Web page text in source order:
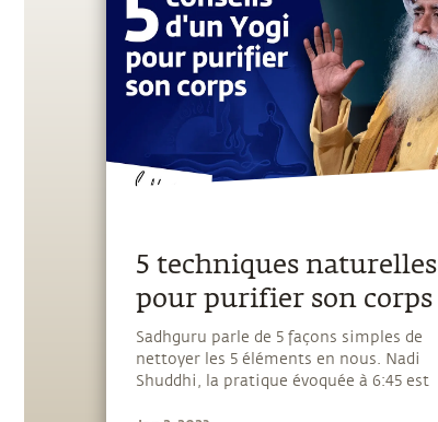
5 techniques naturelles
pour purifier son corps
Sadhguru parle de 5 façons simples de
nettoyer les 5 éléments en nous. Nadi
Shuddhi, la pratique évoquée à 6:45 est